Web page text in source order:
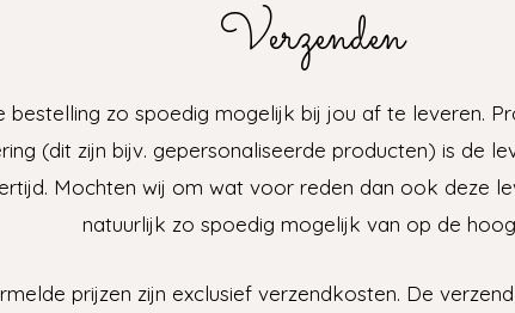
Verzenden
bestelling zo spoedig mogelijk bij jou af te leveren.
(dit zijn bijv. gepersonaliseerde producten) is de
Mochten wij om wat voor reden dan ook deze
natuurlijk zo spoedig mogelijk van op de
prijzen zijn exclusief verzendkosten. De